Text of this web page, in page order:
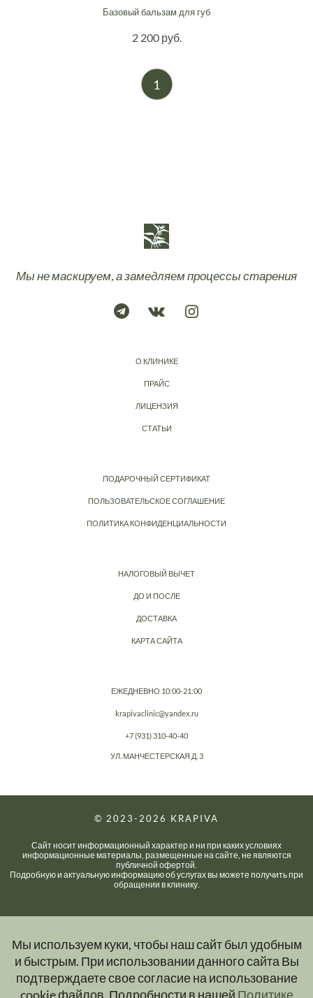
Мы используем куки, чтобы наш сайт был удобным
и быстрым. При использовании данного сайта Вы
подтверждаете свое согласие на использование
cookie файлов. Подробности в нашей Политике
Базовый бальзам для губ
2 200 руб.
1
Мы не маскируем, а замедляем процессы старения
О КЛИНИКЕ
ПРАЙС
ЛИЦЕНЗИЯ
СТАТЬИ
ПОДАРОЧНЫЙ СЕРТИФИКАТ
ПОЛЬЗОВАТЕЛЬСКОЕ СОГЛАШЕНИЕ
ПОЛИТИКА КОНФИДЕНЦИАЛЬНОСТИ
НАЛОГОВЫЙ ВЫЧЕТ
ДО И ПОСЛЕ
ДОСТАВКА
КАРТА САЙТА
ЕЖЕДНЕВНО 10:00-21:00
krapivaclinic@yandex.ru
+7 (931) 310-40-40
УЛ. МАНЧЕСТЕРСКАЯ Д. 3
© 2023-2026 KRAPIVA
Сайт носит информационный характер и ни при каких условиях
информационные материалы, размещенные на сайте, не являются
публичной офертой.
Подробную и актуальную информацию об услугах вы можете получить при
обращении в клинику.